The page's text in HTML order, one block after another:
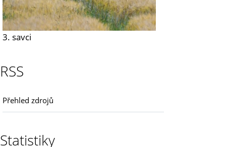
3. savci
RSS
Přehled zdrojů
Statistiky